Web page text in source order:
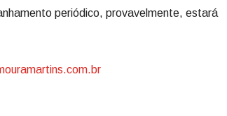
periódico, provavelmente, estará